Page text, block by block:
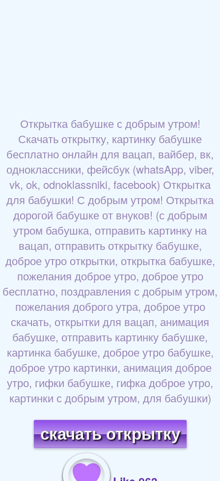
Открытка бабушке с добрым утром!
Скачать открытку, картинку бабушке
бесплатно онлайн для вацап, вайбер, вк,
одноклассники, фейсбук (whatsApp, viber,
vk, ok, odnoklassniki, facebook) Открытка
для бабушки! С добрым утром! Открытка
дорогой бабушке от внуков! (с добрым
утром бабушка, отправить картинку на
вацап, отправить открытку бабушке,
доброе утро открытки, открытка бабушке,
пожелания доброе утро, доброе утро
бесплатно, поздравления с добрым утром,
пожелания доброго утра, доброе утро
скачать, открытки для вацап, анимация
бабушке, отправить картинку бабушке,
картинка бабушке, доброе утро бабушке,
доброе утро картинки, анимация доброе
утро, гифки бабушке, гифка доброе утро,
картинки с добрым утром, для бабушки)
скачать открытку